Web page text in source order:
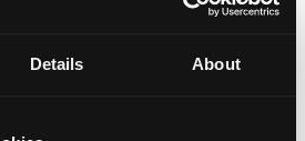
Details About